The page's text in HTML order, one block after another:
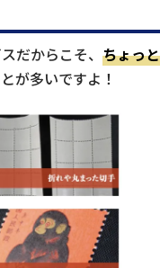
だからこそ、 ちょっと
が多いですよ！